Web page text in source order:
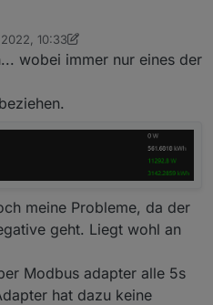
+
10:33
wobei immer nur eines der
meine Probleme, da der
geht. Liegt wohl an
Modbus adapter alle 5s
hat dazu keine